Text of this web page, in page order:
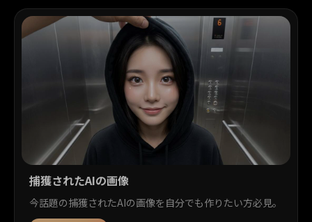
捕獲されたAIの画像
今話題の捕獲されたAIの画像を自分でも作りたい方必見。